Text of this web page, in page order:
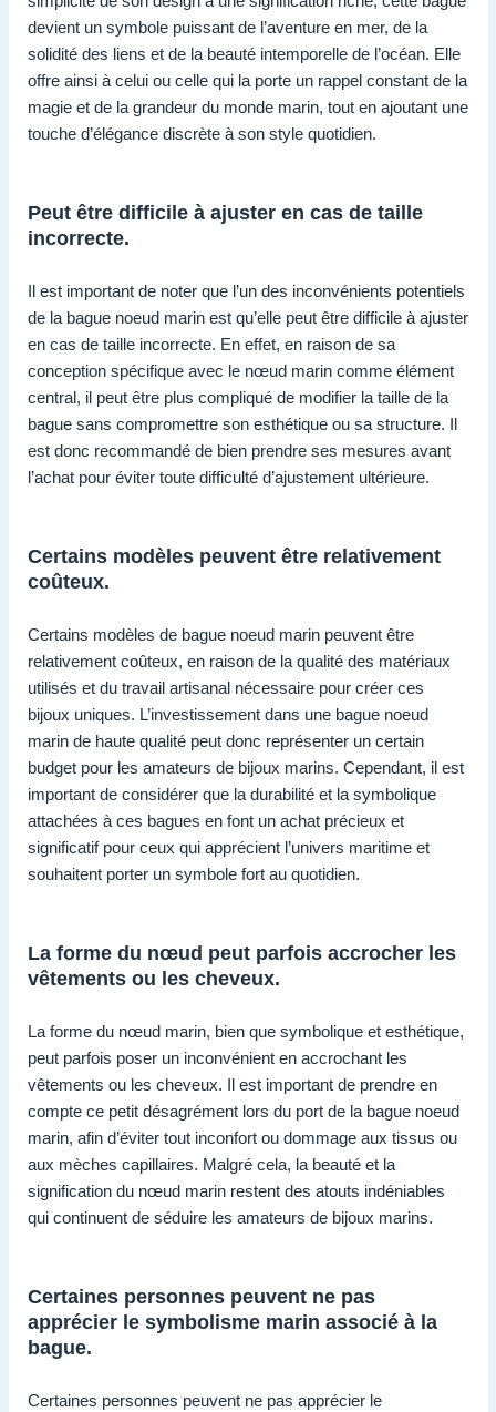
devient un symbole puissant de l’aventure en mer, de la
solidité des liens et de la beauté intemporelle de l’océan. Elle
offre ainsi à celui ou celle qui la porte un rappel constant de la
magie et de la grandeur du monde marin, tout en ajoutant une
touche d’élégance discrète à son style quotidien.
Peut être difficile à ajuster en cas de taille
incorrecte.
Il est important de noter que l’un des inconvénients potentiels
de la bague noeud marin est qu’elle peut être difficile à ajuster
en cas de taille incorrecte. En effet, en raison de sa
conception spécifique avec le nœud marin comme élément
central, il peut être plus compliqué de modifier la taille de la
bague sans compromettre son esthétique ou sa structure. Il
est donc recommandé de bien prendre ses mesures avant
l’achat pour éviter toute difficulté d’ajustement ultérieure.
Certains modèles peuvent être relativement
coûteux.
Certains modèles de bague noeud marin peuvent être
relativement coûteux, en raison de la qualité des matériaux
utilisés et du travail artisanal nécessaire pour créer ces
bijoux uniques. L’investissement dans une bague noeud
marin de haute qualité peut donc représenter un certain
budget pour les amateurs de bijoux marins. Cependant, il est
important de considérer que la durabilité et la symbolique
attachées à ces bagues en font un achat précieux et
significatif pour ceux qui apprécient l’univers maritime et
souhaitent porter un symbole fort au quotidien.
La forme du nœud peut parfois accrocher les
vêtements ou les cheveux.
La forme du nœud marin, bien que symbolique et esthétique,
peut parfois poser un inconvénient en accrochant les
vêtements ou les cheveux. Il est important de prendre en
compte ce petit désagrément lors du port de la bague noeud
marin, afin d’éviter tout inconfort ou dommage aux tissus ou
aux mèches capillaires. Malgré cela, la beauté et la
signification du nœud marin restent des atouts indéniables
qui continuent de séduire les amateurs de bijoux marins.
Certaines personnes peuvent ne pas
apprécier le symbolisme marin associé à la
bague.
Certaines personnes peuvent ne pas apprécier le